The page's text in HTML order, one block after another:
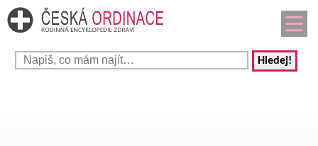
Hledej!